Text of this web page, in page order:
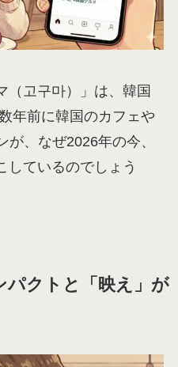
（고구마）」は、韓国
年前に韓国のカフェや
、なぜ2026年の今、
しているのでしょう
パクトと「映え」が